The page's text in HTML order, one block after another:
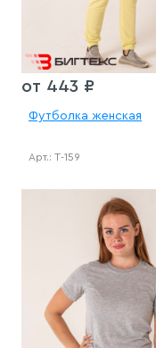
от 443 ₽
Футболка женская
Арт.: Т-159